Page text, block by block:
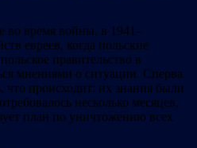
во время войны, в 1941–
евреев, когда польские
правительство в
мнениями о ситуации. Сперва
что происходит: их знания были
несколько месяцев,
план по уничтожению всех